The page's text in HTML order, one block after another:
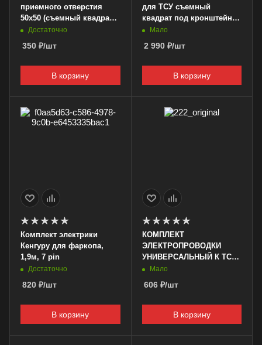
приемного отверстия
50х50 (съемный квадрат)
для ТСУ
Достаточно
350 ₽/шт
В корзину
для ТСУ съемный
квадрат под кронштейн
50х50 (4 болта 83-45)
Мало
2 990₽/шт
В корзину
Комплект электрики
Кенгуру для фаркопа,
1,9м, 7 pin
Достаточно
820 ₽/шт
В корзину
КОМПЛЕКТ
ЭЛЕКТРОПРОВОДКИ
УНИВЕРСАЛЬНЫЙ К ТСУ
мини
Мало
606₽/шт
В корзину